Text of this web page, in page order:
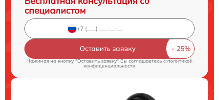
специалистом
Оставить заявку
Нажимая на кнопку "Оставить заявку" Вы соглашаетесь cполитикой
конфиденциальности